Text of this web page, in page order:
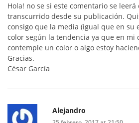
Hola! no se si este comentario se
transcurrido desde su publicación.
consigo que la media (igual que en su
color según la tendencia ya que en mi
contemple un color o algo estoy
Gracias.
César García
Alejandro